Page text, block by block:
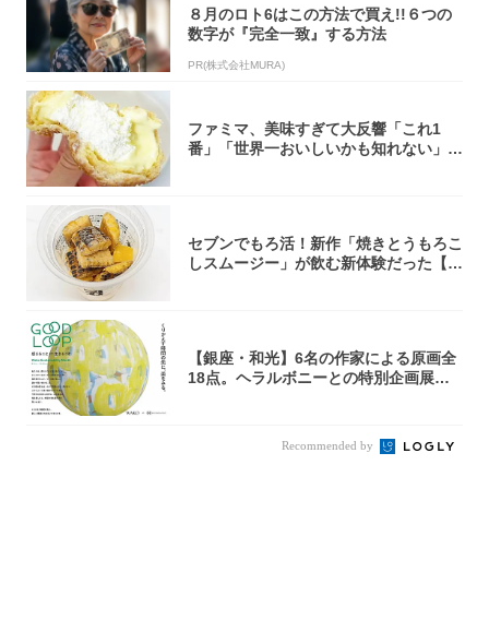
８月のロト6はこの方法で買え!!６つの
数字が『完全一致』する方法
PR(株式会社MURA)
ファミマ、美味すぎて大反響「これ1
番」「世界一おいしいかも知れない」
セブンでもろ活！新作「焼きとうもろこ
しスムージー」が飲む新体験だった【東
【銀座・和光】6名の作家による原画全
18点。ヘラルボニーとの特別企画展「G
Recommended by